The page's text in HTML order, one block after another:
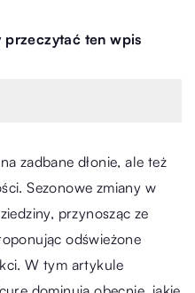
przeczytać ten wpis
zadbane dłonie, ale też
Sezonowe zmiany w
przynosząc ze
odświeżone
W tym artykule